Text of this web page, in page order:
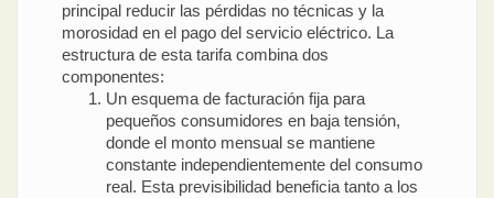
principal reducir las pérdidas no técnicas y la
morosidad en el pago del servicio eléctrico. La
estructura de esta tarifa combina dos
componentes:
Un esquema de facturación fija para
pequeños consumidores en baja tensión,
donde el monto mensual se mantiene
constante independientemente del consumo
real. Esta previsibilidad beneficia tanto a los